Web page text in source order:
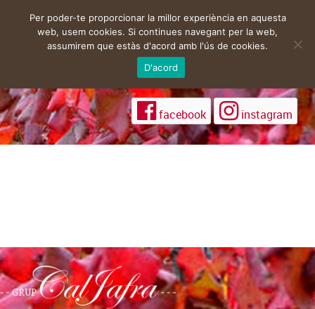
facebook instagram
Per poder-te proporcionar la millor experiència en aquesta
web, usem cookies. Si continues navegant per la web,
assumirem que estàs d'acord amb l'ús de cookies.
D'acord